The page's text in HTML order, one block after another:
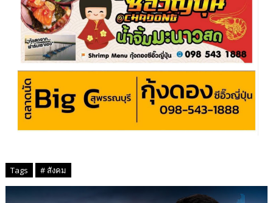
Tags # สังคม